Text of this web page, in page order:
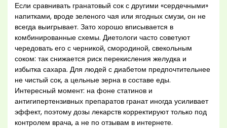
Если сравнивать гранатовый сок с другими «сердечными»
напитками, вроде зеленого чая или ягодных смузи, он не
всегда выигрывает. Зато хорошо вписывается в
комбинированные схемы. Диетологи часто советуют
чередовать его с черникой, смородиной, свекольным
соком: так снижается риск перекисления желудка и
избытка сахара. Для людей с диабетом предпочтительнее
не чистый сок, а цельные зерна в составе еды.
Интересный момент: на фоне статинов и
антигипертензивных препаратов гранат иногда усиливает
эффект, поэтому дозы лекарств корректируют только под
контролем врача, а не по отзывам в интернете.